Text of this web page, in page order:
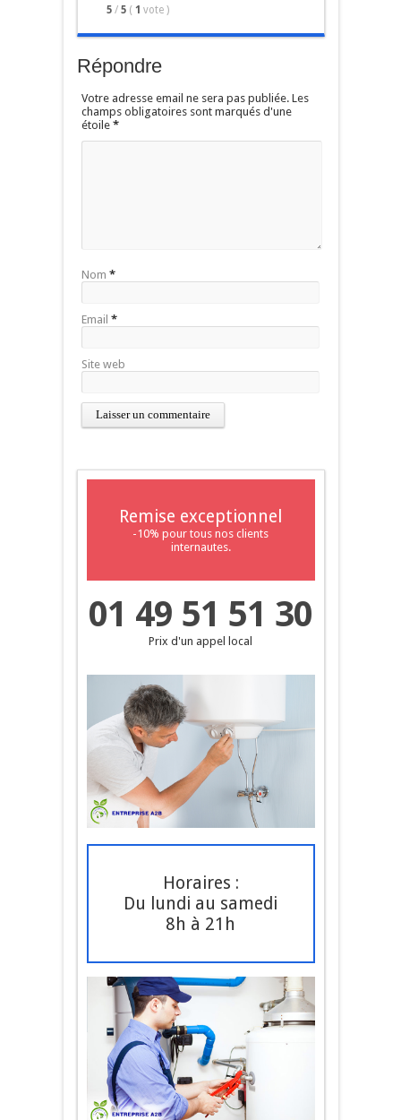
5 / 5 ( 1 vote )
Répondre
Votre adresse email ne sera pas publiée. Les
champs obligatoires sont marqués d'une
étoile *
Nom *
Email *
Site web
Remise exceptionnel
-10% pour tous nos clients
internautes.
01 49 51 51 30
Prix d'un appel local
Horaires :
Du lundi au samedi
8h à 21h